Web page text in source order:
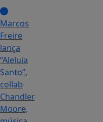
Marcos
Freire
lança
“Aleluia
Santo”,
collab
Chandler
Moore,